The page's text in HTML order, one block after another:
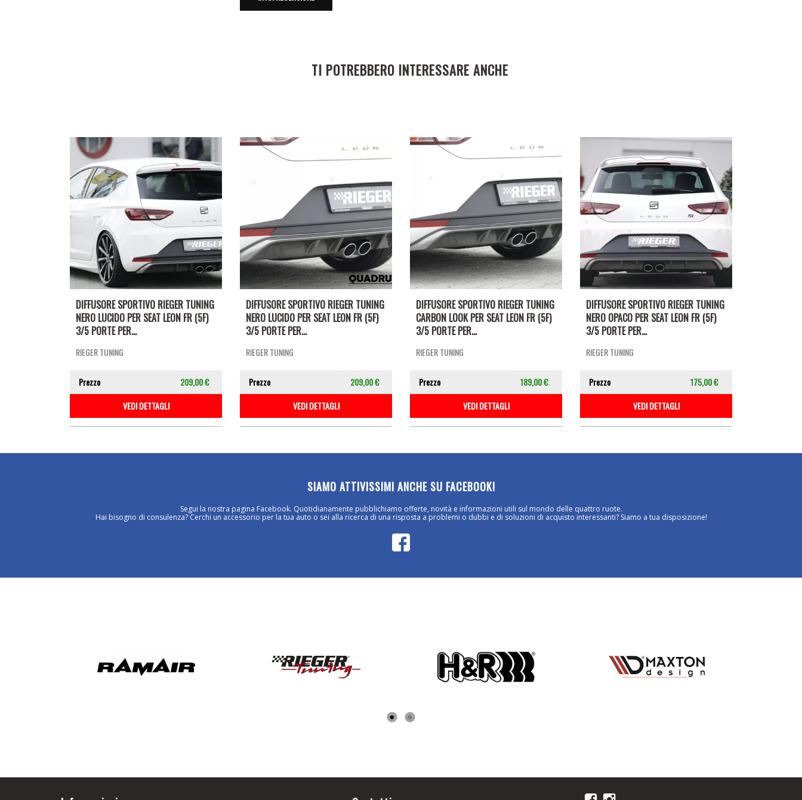
TI POTREBBERO INTERESSARE ANCHE
DIFFUSORE SPORTIVO RIEGER TUNING
NERO LUCIDO PER SEAT LEON FR (5F)
3/5 PORTE PER...
RIEGER TUNING
Prezzo
209,00 €
VEDI DETTAGLI
DIFFUSORE SPORTIVO RIEGER TUNING
NERO LUCIDO PER SEAT LEON FR (5F)
3/5 PORTE PER...
RIEGER TUNING
Prezzo
209,00 €
VEDI DETTAGLI
DIFFUSORE SPORTIVO RIEGER TUNING
CARBON LOOK PER SEAT LEON FR (5F)
3/5 PORTE PER...
RIEGER TUNING
Prezzo
189,00 €
VEDI DETTAGLI
DIFFUSORE SPORTIVO RIEGER TUNING
NERO OPACO PER SEAT LEON FR (5F)
3/5 PORTE PER...
RIEGER TUNING
Prezzo
175,00 €
VEDI DETTAGLI
SIAMO ATTIVISSIMI ANCHE SU FACEBOOK!
Segui la nostra pagina Facebook. Quotidianamente pubblichiamo offerte, novità e informazioni utili sul mondo delle quattro ruote.
Hai bisogno di consulenza? Cerchi un accessorio per la tua auto o sei alla ricerca di una risposta a problemi o dubbi e di soluzioni di acquisto interessanti? Siamo a tua disposizione!